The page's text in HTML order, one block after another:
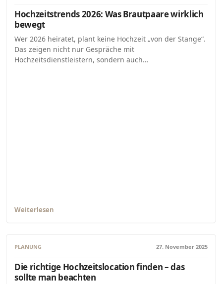
Hochzeitstrends 2026: Was Brautpaare wirklich
bewegt
Wer 2026 heiratet, plant keine Hochzeit „von der Stange“.
Das zeigen nicht nur Gespräche mit
Hochzeitsdienstleistern, sondern auch…
Weiterlesen
PLANUNG 27. November 2025
Die richtige Hochzeitslocation finden – das
sollte man beachten